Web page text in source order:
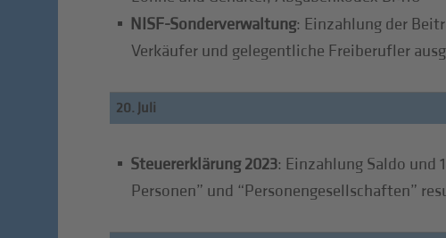
NISF-Sonderverwaltung: Einzahlung der
Verkäufer und gelegentliche Freiberufler
20. Juli
Steuererklärung 2023: Einzahlung Saldo und
Personen” und “Personengesellschaften”